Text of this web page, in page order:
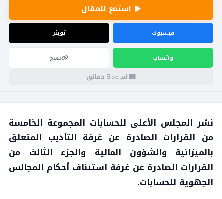
استمع للمقال
فيسبوك تويتر
واتساب نسخ
القراءة:5 دقائق
نشر المجلس الأعلى للحسابات المجموعة الخامسة
من القرارات الصادرة عن غرفة التأديب المتعلق
بالميزانية والشؤون المالية والجزء الثالث من
القرارات الصادرة عن غرفة استئناف أحكام المجالس
الجهوية للحسابات.